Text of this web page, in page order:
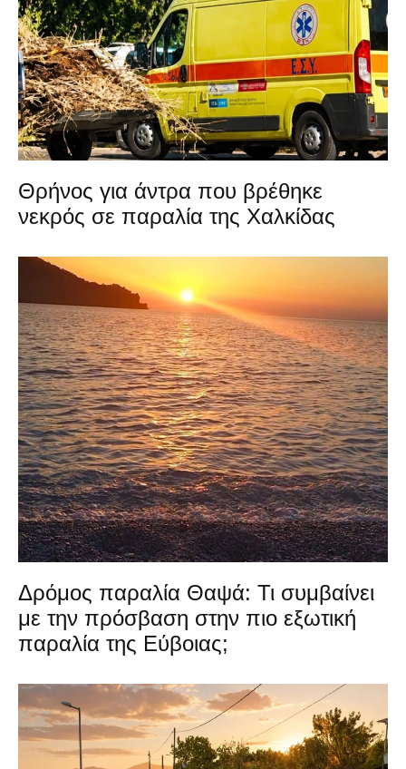
Θρήνος για άντρα που βρέθηκε
νεκρός σε παραλία της Χαλκίδας
Δρόμος παραλία Θαψά: Τι συμβαίνει
με την πρόσβαση στην πιο εξωτική
παραλία της Εύβοιας;